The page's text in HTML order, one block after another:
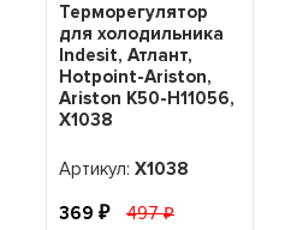
Терморегулятор
для холодильника
Indesit, Атлант,
Hotpoint-Ariston,
Ariston K50-H11056,
Х1038
Артикул: Х1038
369 497